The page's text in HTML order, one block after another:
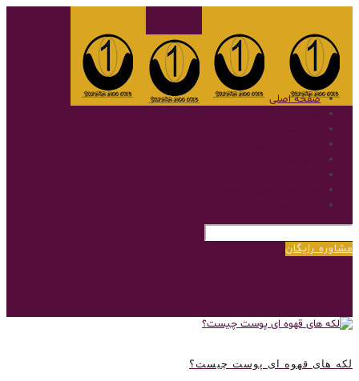
صفحه اصلی
مشاوره رایگان
لکه های قهوه ای پوست چیست؟